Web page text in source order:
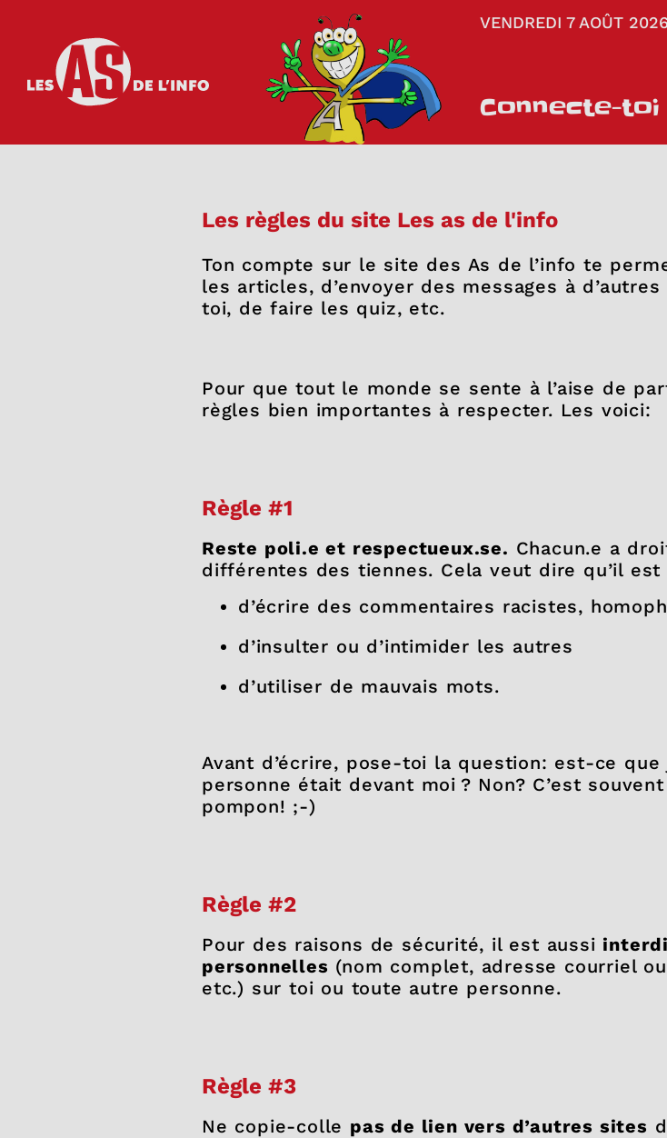
VENDREDI 7 AOÛT 2026
Connecte-toi
Les règles du site Les as de l'info
Ton compte sur le site des As de l’info te
les articles, d’envoyer des messages à
toi, de faire les quiz, etc.
Pour que tout le monde se sente à l’aise de
règles bien importantes à respecter. Les voici:
Règle #1
Reste poli.e et respectueux.se. Chacun.e a
différentes des tiennes. Cela veut dire qu’il est
d’écrire des commentaires racistes,
d’insulter ou d’intimider les autres
d’utiliser de mauvais mots.
Avant d’écrire, pose-toi la question: est-ce
personne était devant moi ? Non? C’est
pompon! ;-)
Règle #2
Pour des raisons de sécurité, il est aussi
personnelles (nom complet, adresse courriel
etc.) sur toi ou toute autre personne.
Règle #3
Ne copie-colle pas de lien vers d’autres sites